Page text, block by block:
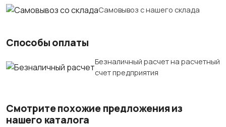
Самовывоз с нашего склада
Способы оплаты
Безналичный расчет на расчетный
счет предприятия
Смотрите похожие предложения из
нашего каталога